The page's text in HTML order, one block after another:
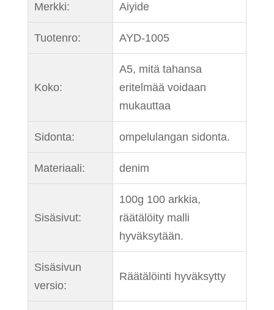
Merkki: Aiyide
Tuotenro: AYD-1005
Koko:
A5, mitä tahansa
eritelmää voidaan
mukauttaa
Sidonta: ompelulangan sidonta.
Materiaali: denim
Sisäsivut:
100g 100 arkkia,
räätälöity malli
hyväksytään.
Sisäsivun
versio:
Räätälöinti hyväksytty